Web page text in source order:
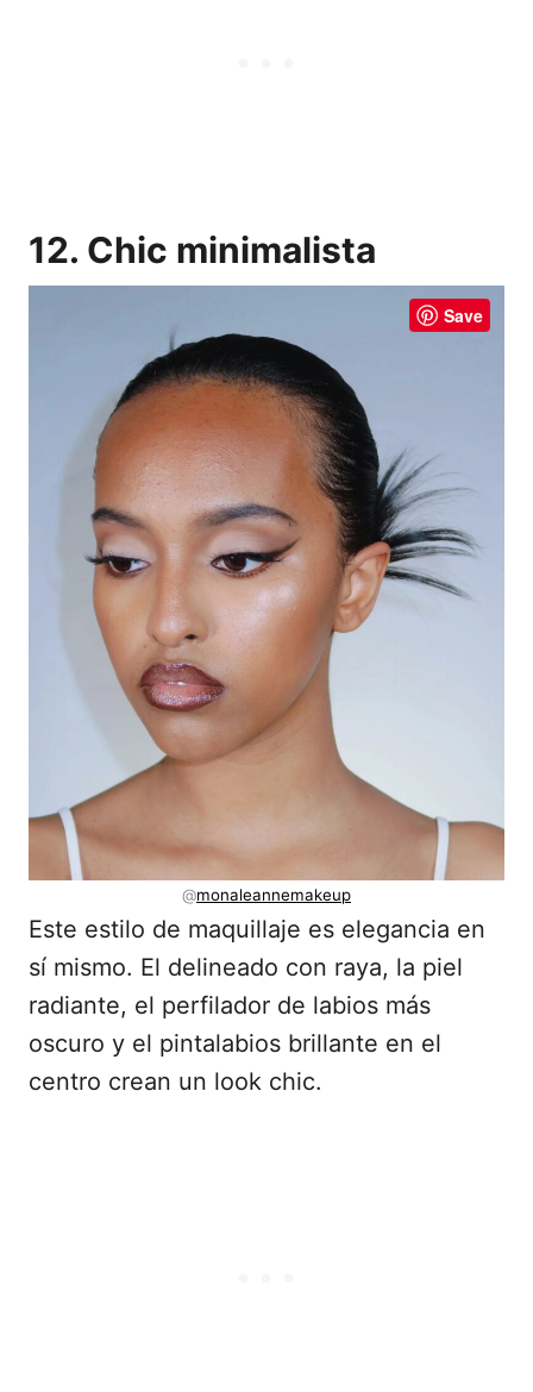
12. Chic minimalista
Save
@monaleannemakeup
Este estilo de maquillaje es elegancia en
sí mismo. El delineado con raya, la piel
radiante, el perfilador de labios más
oscuro y el pintalabios brillante en el
centro crean un look chic.